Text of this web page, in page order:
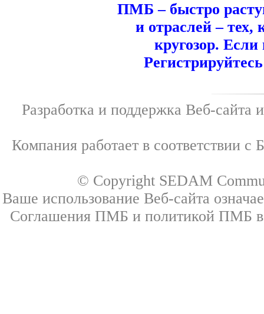
ПМБ – быстро
и отраслей –
кругозор.
Разработка и поддержка Веб-
Компания работает в соответствии
© Copyright SEDAM
Ваше использование Веб-сайта
Соглашения ПМБ и политикой ПМБ в